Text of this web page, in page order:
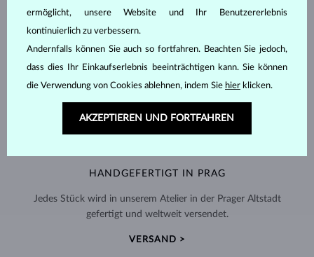
HANDGEFERTIGT IN PRAG
Jedes Stück wird in unserem Atelier in der Prager Altstadt
gefertigt und weltweit versendet.
VERSAND >
ermöglicht, unsere Website und Ihr Benutzererlebnis
kontinuierlich zu verbessern.
Andernfalls können Sie auch so fortfahren. Beachten Sie jedoch,
dass dies Ihr Einkaufserlebnis beeinträchtigen kann. Sie können
die Verwendung von Cookies ablehnen, indem Sie hier klicken.
AKZEPTIEREN UND FORTFAHREN